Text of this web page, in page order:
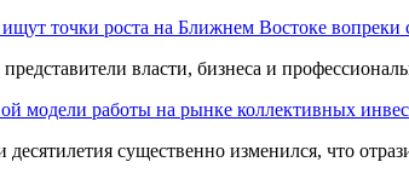
точки роста на Ближнем Востоке вопреки
власти, бизнеса и
модели работы на рынке коллективных
существенно изменился, что